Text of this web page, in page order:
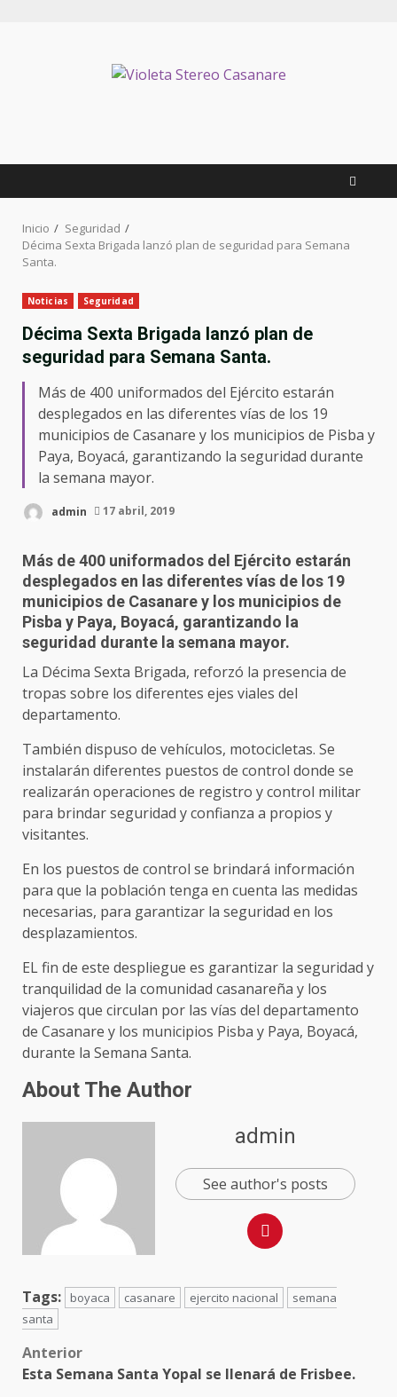
Inicio
Seguridad
Décima Sexta Brigada lanzó plan de seguridad para Semana
Santa.
Noticias Seguridad
Décima Sexta Brigada lanzó plan de
seguridad para Semana Santa.
Más de 400 uniformados del Ejército estarán
desplegados en las diferentes vías de los 19
municipios de Casanare y los municipios de Pisba y
Paya, Boyacá, garantizando la seguridad durante
la semana mayor.
admin 17 abril, 2019
Más de 400 uniformados del Ejército estarán
desplegados en las diferentes vías de los 19
municipios de Casanare y los municipios de
Pisba y Paya, Boyacá, garantizando la
seguridad durante la semana mayor.
La Décima Sexta Brigada, reforzó la presencia de
tropas sobre los diferentes ejes viales del
departamento.
También dispuso de vehículos, motocicletas. Se
instalarán diferentes puestos de control donde se
realizarán operaciones de registro y control militar
para brindar seguridad y confianza a propios y
visitantes.
En los puestos de control se brindará información
para que la población tenga en cuenta las medidas
necesarias, para garantizar la seguridad en los
desplazamientos.
EL fin de este despliegue es garantizar la seguridad y
tranquilidad de la comunidad casanareña y los
viajeros que circulan por las vías del departamento
de Casanare y los municipios Pisba y Paya, Boyacá,
durante la Semana Santa.
About The Author
admin
See author's posts
Tags: boyaca casanare ejercito nacional
semana
santa
Anterior
Esta Semana Santa Yopal se llenará de Frisbee.